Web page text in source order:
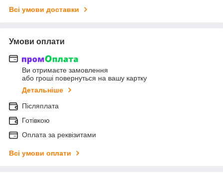
Всі умови доставки
Умови оплати
Ви отримаєте замовлення
або гроші повернуться на вашу картку
Детальніше
Післяплата
Готівкою
Оплата за реквізитами
Всі умови оплати